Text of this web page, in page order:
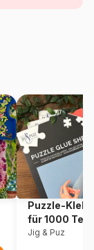
Puzzle-
für 1000
Jig & Puz